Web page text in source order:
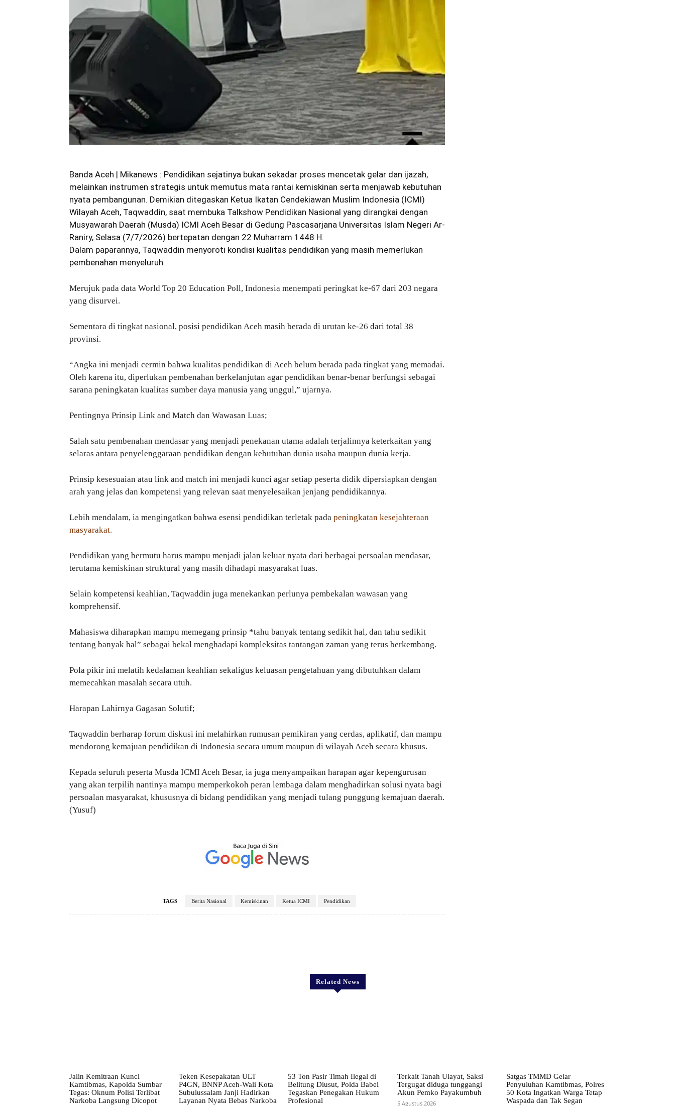
Banda Aceh | Mikanews : Pendidikan sejatinya bukan sekadar proses mencetak gelar dan ijazah,
melainkan instrumen strategis untuk memutus mata rantai kemiskinan serta menjawab kebutuhan
nyata pembangunan. Demikian ditegaskan Ketua Ikatan Cendekiawan Muslim Indonesia (ICMI)
Wilayah Aceh, Taqwaddin, saat membuka Talkshow Pendidikan Nasional yang dirangkai dengan
Musyawarah Daerah (Musda) ICMI Aceh Besar di Gedung Pascasarjana Universitas Islam Negeri Ar-
Raniry, Selasa (7/7/2026) bertepatan dengan 22 Muharram 1448 H.
Dalam paparannya, Taqwaddin menyoroti kondisi kualitas pendidikan yang masih memerlukan
pembenahan menyeluruh.
Merujuk pada data World Top 20 Education Poll, Indonesia menempati peringkat ke-67 dari 203 negara
yang disurvei.
Sementara di tingkat nasional, posisi pendidikan Aceh masih berada di urutan ke-26 dari total 38
provinsi.
“Angka ini menjadi cermin bahwa kualitas pendidikan di Aceh belum berada pada tingkat yang memadai.
Oleh karena itu, diperlukan pembenahan berkelanjutan agar pendidikan benar-benar berfungsi sebagai
sarana peningkatan kualitas sumber daya manusia yang unggul,” ujarnya.
Pentingnya Prinsip Link and Match dan Wawasan Luas;
Salah satu pembenahan mendasar yang menjadi penekanan utama adalah terjalinnya keterkaitan yang
selaras antara penyelenggaraan pendidikan dengan kebutuhan dunia usaha maupun dunia kerja.
Prinsip kesesuaian atau link and match ini menjadi kunci agar setiap peserta didik dipersiapkan dengan
arah yang jelas dan kompetensi yang relevan saat menyelesaikan jenjang pendidikannya.
Lebih mendalam, ia mengingatkan bahwa esensi pendidikan terletak pada peningkatan kesejahteraan
masyarakat.
Pendidikan yang bermutu harus mampu menjadi jalan keluar nyata dari berbagai persoalan mendasar,
terutama kemiskinan struktural yang masih dihadapi masyarakat luas.
Selain kompetensi keahlian, Taqwaddin juga menekankan perlunya pembekalan wawasan yang
komprehensif.
Mahasiswa diharapkan mampu memegang prinsip *tahu banyak tentang sedikit hal, dan tahu sedikit
tentang banyak hal” sebagai bekal menghadapi kompleksitas tantangan zaman yang terus berkembang.
Pola pikir ini melatih kedalaman keahlian sekaligus keluasan pengetahuan yang dibutuhkan dalam
memecahkan masalah secara utuh.
Harapan Lahirnya Gagasan Solutif;
Taqwaddin berharap forum diskusi ini melahirkan rumusan pemikiran yang cerdas, aplikatif, dan mampu
mendorong kemajuan pendidikan di Indonesia secara umum maupun di wilayah Aceh secara khusus.
Kepada seluruh peserta Musda ICMI Aceh Besar, ia juga menyampaikan harapan agar kepengurusan
yang akan terpilih nantinya mampu memperkokoh peran lembaga dalam menghadirkan solusi nyata bagi
persoalan masyarakat, khususnya di bidang pendidikan yang menjadi tulang punggung kemajuan daerah.
(Yusuf)
TAGS Berita Nasional Kemiskinan Ketua ICMI Pendidikan
Related News
Jalin Kemitraan Kunci
Kamtibmas, Kapolda Sumbar
Tegas: Oknum Polisi Terlibat
Narkoba Langsung Dicopot
Teken Kesepakatan ULT
P4GN, BNNP Aceh-Wali Kota
Subulussalam Janji Hadirkan
Layanan Nyata Bebas Narkoba
53 Ton Pasir Timah Ilegal di
Belitung Diusut, Polda Babel
Tegaskan Penegakan Hukum
Profesional
Terkait Tanah Ulayat, Saksi
Tergugat diduga tunggangi
Akun Pemko Payakumbuh
5 Agustus 2026
Satgas TMMD Gelar
Penyuluhan Kamtibmas, Polres
50 Kota Ingatkan Warga Tetap
Waspada dan Tak Segan